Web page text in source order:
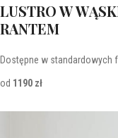
LUSTRO W
RANTEM
Dostępne w standardowych
od 1190 zł